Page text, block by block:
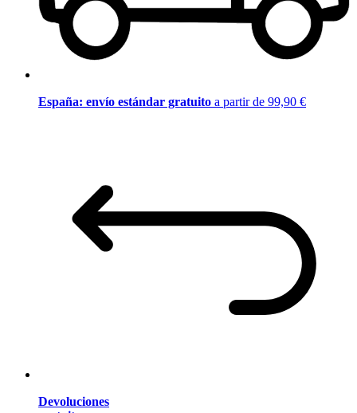
España: envío estándar gratuito a partir de 99,90 €
Devoluciones